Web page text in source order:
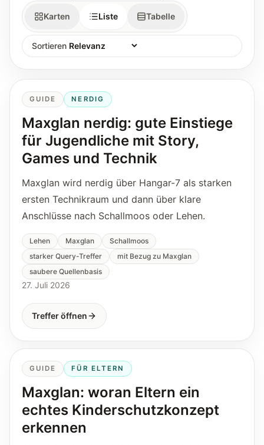
Karten Liste Tabelle
Sortieren
GUIDE NERDIG
Maxglan nerdig: gute Einstiege
für Jugendliche mit Story,
Games und Technik
Maxglan wird nerdig über Hangar-7 als starken
ersten Technikraum und dann über klare
Anschlüsse nach Schallmoos oder Lehen.
Lehen Maxglan
Schallmoos
starker Query-Treffer
mit Bezug zu Maxglan
saubere Quellenbasis
27. Juli 2026
Treffer öffnen
GUIDE FÜR ELTERN
Maxglan: woran Eltern ein
echtes Kinderschutzkonzept
erkennen